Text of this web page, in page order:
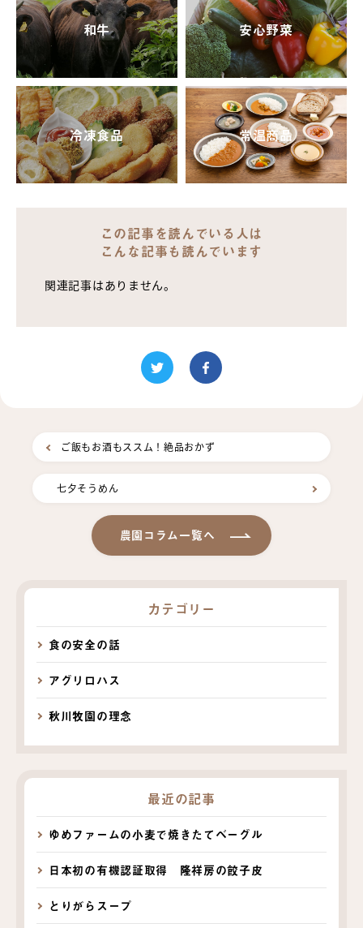
和牛 安心野菜
冷凍食品 常温商品
この記事を読んでいる人は
こんな記事も読んでいます
関連記事はありません。
ご飯もお酒もススム！絶品おかず
七夕そうめん
農園コラム一覧へ
カテゴリー
食の安全の話
アグリロハス
秋川牧園の理念
最近の記事
ゆめファームの小麦で焼きたてベーグル
日本初の有機認証取得 隆祥房の餃子皮
とりがらスープ